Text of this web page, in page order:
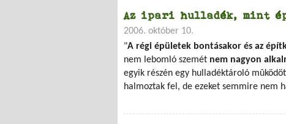
Az ipari hulladék, mint
2006. október 10.
"A régi épületek bontásakor és az
nem lebomló szemét nem nagyon
egyik részén egy hulladéktároló
halmoztak fel, de ezeket semmire nem